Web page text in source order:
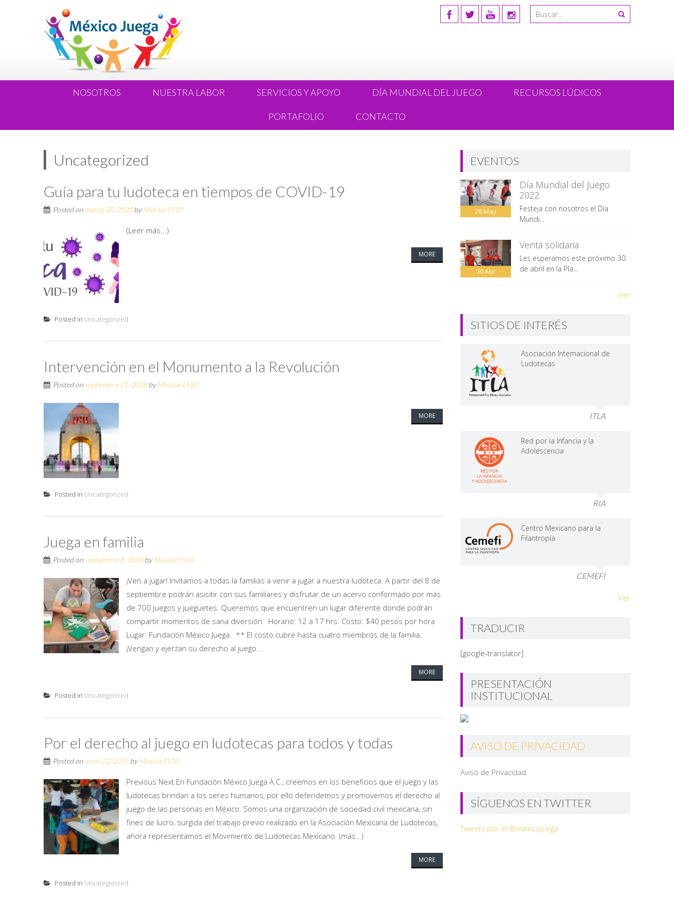
NOSOTROS NUESTRA LABOR SERVICIOS Y APOYO DÍA MUNDIAL DEL JUEGO RECURSOS LÚDICOS
PORTAFOLIO CONTACTO
Uncategorized
Guía para tu ludoteca en tiempos de COVID-19
Posted on marzo 20, 2020byMexJue1510
(Leer más...)
MORE
Posted in Uncategorized
Intervención en el Monumento a la Revolución
Posted on septiembre 21, 2018byMexJue1510
MORE
Posted in Uncategorized
Juega en familia
Posted on septiembre 8, 2018byMexJue1510
¡Ven a jugar! Invitamos a todas la familias a venir a jugar a nuestra ludoteca. A partir del 8 de
septiembre podrán asisitir con sus familiares y disfrutar de un acervo conformado por más
de 700 juegos y jueguetes. Queremos que encuentren un lugar diferente donde podrán
compartir momentos de sana diversión. Horario: 12 a 17 hrs. Costo: $40 pesos por hora
Lugar: Fundación México Juega. ** El costo cubre hasta cuatro miembros de la familia.
¡Vengan y ejerzan su derecho al juego...
MORE
Posted in Uncategorized
Por el derecho al juego en ludotecas para todos y todas
Posted on junio 22, 2015byMexJue1510
Previous Next En Fundación México Juega A.C., creemos en los beneficios que el juego y las
ludotecas brindan a los seres humanos, por ello defendemos y promovemos el derecho al
juego de las personas en México. Somos una organización de sociedad civil mexicana, sin
fines de lucro, surgida del trabajo previo realizado en la Asociación Mexicana de Ludotecas,
ahora representamos el Movimiento de Ludotecas Mexicano. (más…)
MORE
Posted in Uncategorized
EVENTOS
28May
Día Mundial del Juego
2022
Festeja con nosotros el Día
Mundi...
30Abr
Venta solidaria
Les esperamos este próximo 30
de abril en la Pla...
Ver
SITIOS DE INTERÉS
Asociación Internacional de
Ludotecas
ITLA
Red por la Infancia y la
Adolescencia
RIA
Centro Mexicano para la
Filantropía
CEMEFI
Ver
TRADUCIR
[google-translator]
PRESENTACIÓN
INSTITUCIONAL
AVISO DE PRIVACIDAD
Aviso de Privacidad
SÍGUENOS EN TWITTER
Tweets por el @mexicojuega.